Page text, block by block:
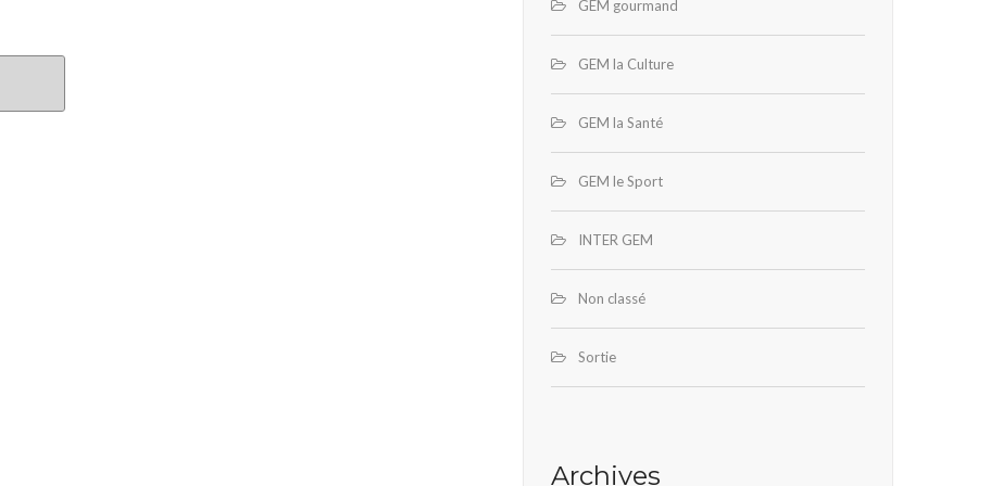
GEM gourmand
GEM la Culture
GEM la Santé
GEM le Sport
INTER GEM
Non classé
Sortie
Archives